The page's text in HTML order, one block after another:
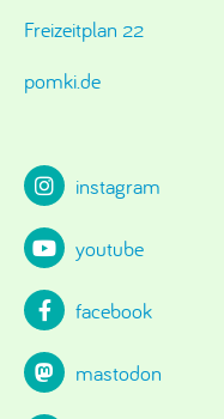
Freizeitplan 22
pomki.de
instagram
youtube
facebook
mastodon